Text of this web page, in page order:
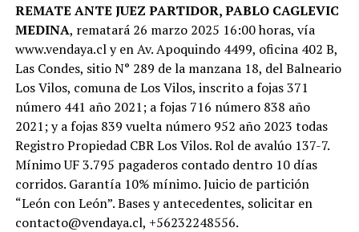
REMATE ANTE JUEZ PARTIDOR, PABLO CAGLEVIC
MEDINA, rematará 26 marzo 2025 16:00 horas, vía
www.vendaya.cl y en Av. Apoquindo 4499, oficina 402 B,
Las Condes, sitio N° 289 de la manzana 18, del Balneario
Los Vilos, comuna de Los Vilos, inscrito a fojas 371
número 441 año 2021; a fojas 716 número 838 año
2021; y a fojas 839 vuelta número 952 año 2023 todas
Registro Propiedad CBR Los Vilos. Rol de avalúo 137-7.
Mínimo UF 3.795 pagaderos contado dentro 10 días
corridos. Garantía 10% mínimo. Juicio de partición
“León con León”. Bases y antecedentes, solicitar en
contacto@vendaya.cl, +56232248556.